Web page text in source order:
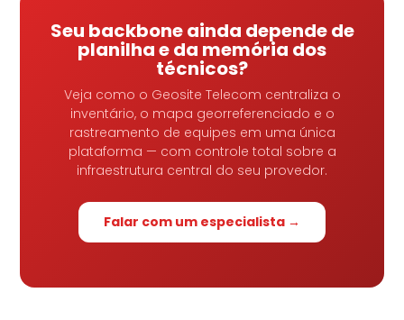
Seu backbone ainda depende de
planilha e da memória dos
técnicos?
Veja como o Geosite Telecom centraliza o
inventário, o mapa georreferenciado e o
rastreamento de equipes em uma única
plataforma — com controle total sobre a
infraestrutura central do seu provedor.
Falar com um especialista →